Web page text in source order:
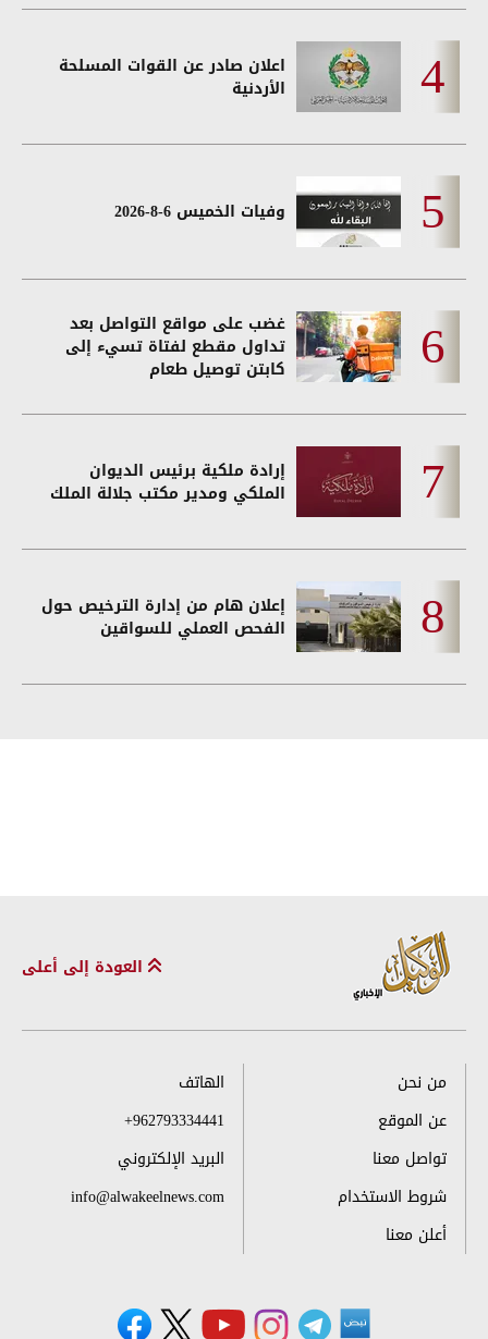
اعلان صادر عن القوات المسلحة
الأردنية
وفيات الخميس 6-8-2026
غضب على مواقع التواصل بعد
تداول مقطع لفتاة تسيء إلى
كابتن توصيل طعام
إرادة ملكية برئيس الديوان
الملكي ومدير مكتب جلالة الملك
إعلان هام من إدارة الترخيص حول
الفحص العملي للسواقين
العودة إلى أعلى
من نحن
عن الموقع
تواصل معنا
شروط الاستخدام
أعلن معنا
الهاتف
+962793334441
البريد الإلكتروني
info@alwakeelnews.com